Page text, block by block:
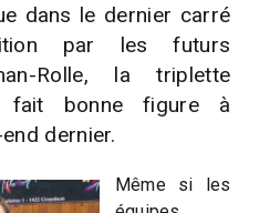
dans le dernier carré
par les futurs
Rolle, la triplette
fait bonne figure à
dernier.
Même si les